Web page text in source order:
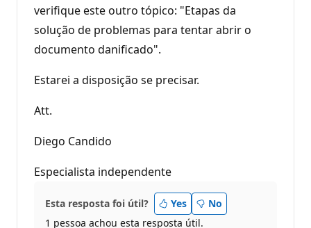
verifique este outro tópico: "Etapas da
solução de problemas para tentar abrir o
documento danificado".
Estarei a disposição se precisar.
Att.
Diego Candido
Especialista independente
Esta resposta foi útil? Yes
No
1 pessoa achou esta resposta útil.